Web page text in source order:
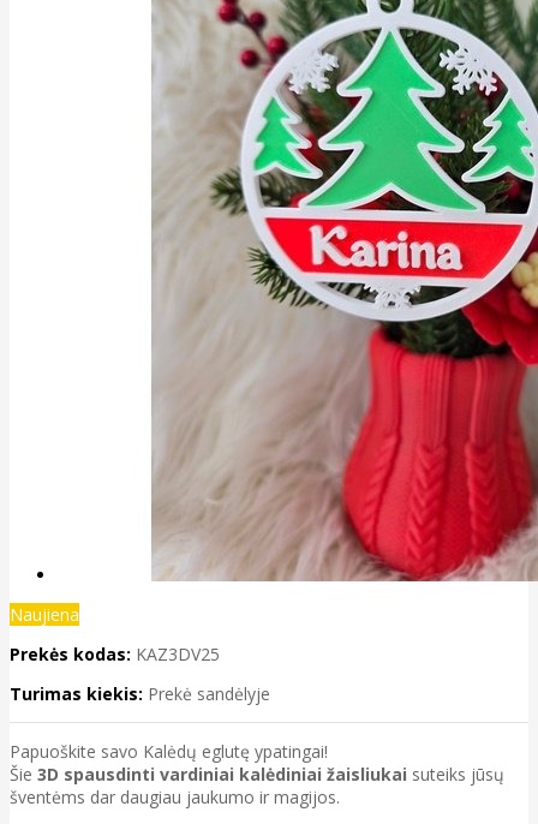
Naujiena
Prekės kodas: KAZ3DV25
Turimas kiekis: Prekė sandėlyje
Papuoškite savo Kalėdų eglutę ypatingai!
Šie 3D spausdinti vardiniai kalėdiniai žaisliukai suteiks jūsų
šventėms dar daugiau jaukumo ir magijos.